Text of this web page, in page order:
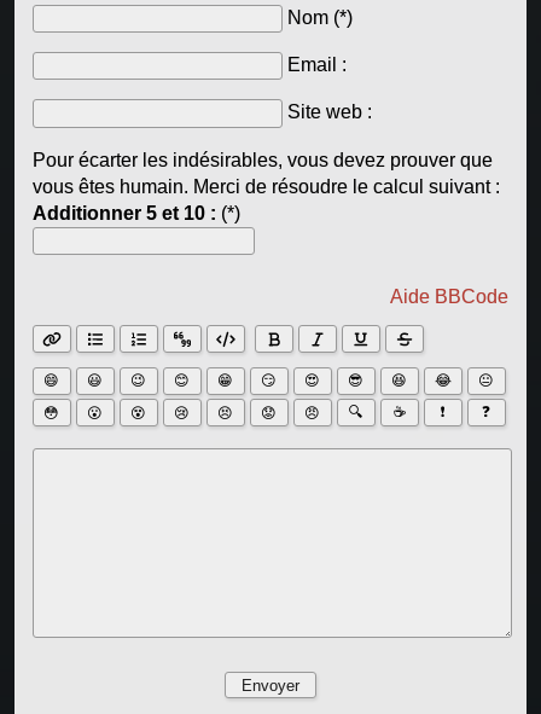
Nom (*)
Email :
Site web :
Pour écarter les indésirables, vous devez prouver que
vous êtes humain. Merci de résoudre le calcul suivant :
Additionner 5 et 10 : (*)
Aide BBCode
😄 😃 😉 😊 😁 😏 😍 😎 😆 😂
😐
😳
😮 😵 😢 😣 😟 😠 🔍 ☕ ❗ ❓